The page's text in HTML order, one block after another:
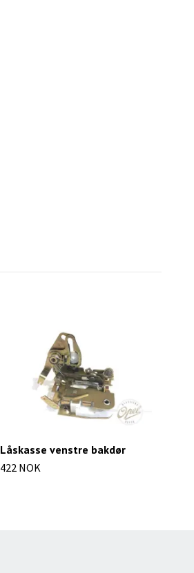
Låskasse venstre bakdør
422 NOK